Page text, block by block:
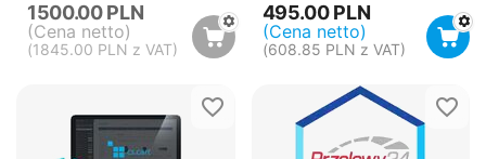
1500.00 PLN
(Cena netto)
(1845.00 PLN z VAT)
495.00 PLN
(Cena netto)
(608.85 PLN z VAT)